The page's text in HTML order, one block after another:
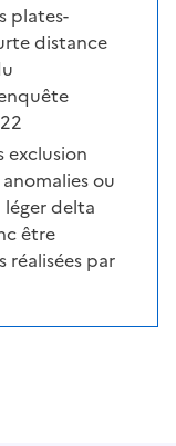
plates-
distance
exclusion
ou
delta
être
réalisées par